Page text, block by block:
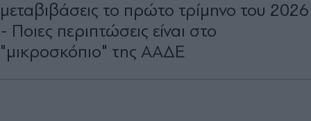
μεταβιβάσεις το πρώτο τρίμηνο του 2026
- Ποιες περιπτώσεις είναι στο
"μικροσκόπιο" της ΑΑΔΕ